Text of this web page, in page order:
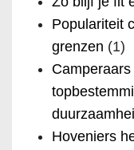
Populariteit
grenzen (1)
Hoveniers